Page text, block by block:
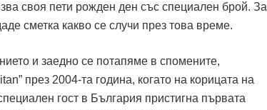
своя пети рожден ден със специален брой. За
сметка какво се случи през това време.
и заедно се потапяме в спомените,
през 2004-та година, когато на корицата на
гост в България пристигна първата